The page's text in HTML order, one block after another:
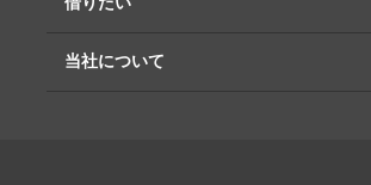
当社について